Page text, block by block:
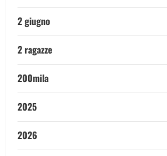
2 giugno
2 ragazze
200mila
2025
2026